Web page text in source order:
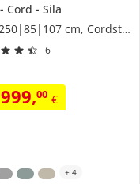
Cord
Sila
BHT 250|85|107 cm, Cordstoff
6
999,00 €
+ 4